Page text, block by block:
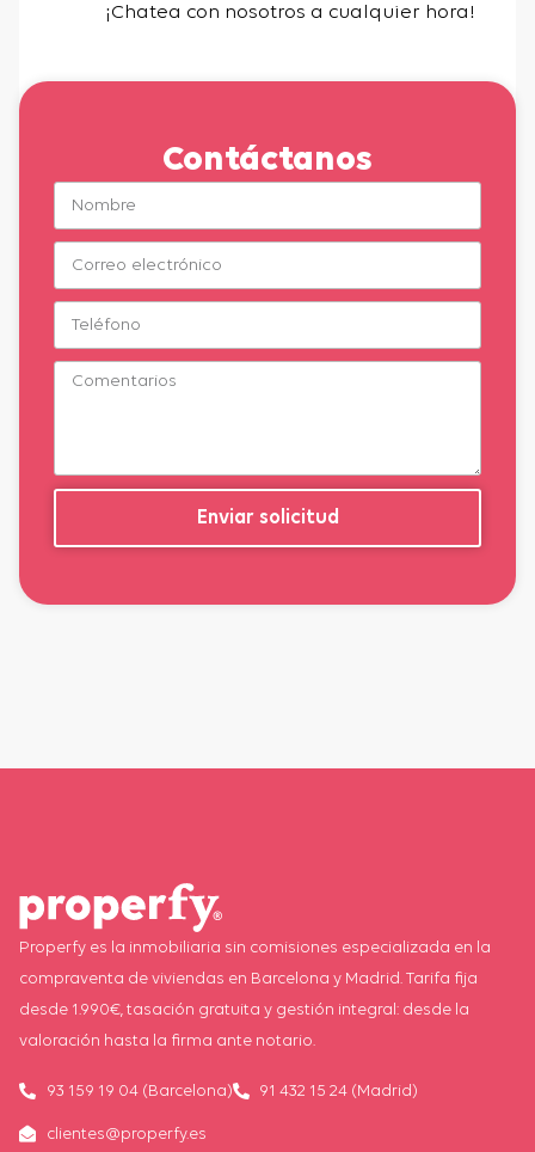
¡Chatea con nosotros a cualquier hora!
Contáctanos
Enviar solicitud
Properfy es la inmobiliaria sin comisiones especializada en la
compraventa de viviendas en Barcelona y Madrid. Tarifa fija
desde 1.990€, tasación gratuita y gestión integral: desde la
valoración hasta la firma ante notario.
93 159 19 04 (Barcelona) 91 432 15 24 (Madrid)
clientes@properfy.es